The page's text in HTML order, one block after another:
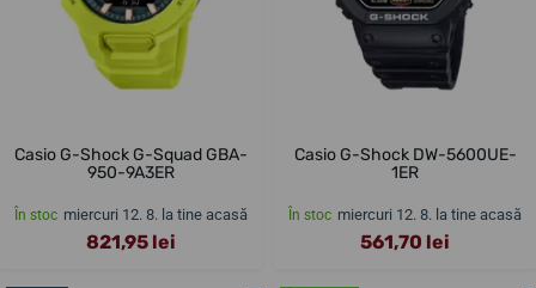
Casio G-Shock G-Squad GBA-
950-9A3ER
În stoc miercuri 12. 8. la tine acasă
821,95 lei
Casio G-Shock DW-5600UE-
1ER
În stoc miercuri 12. 8. la tine acasă
561,70 lei